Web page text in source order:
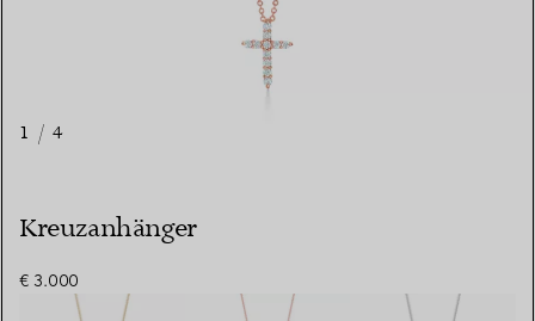
1 / 4
Kreuzanhänger
€ 3.000